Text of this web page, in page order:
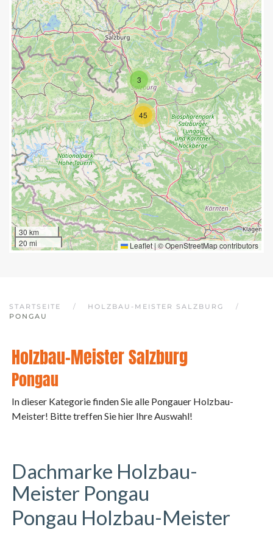
3
45
30 km
20 mi
Leaflet | ©OpenStreetMapcontributors
STARTSEITE
HOLZBAU-MEISTER SALZBURG
PONGAU
Holzbau-Meister Salzburg
Pongau
In dieser Kategorie finden Sie alle Pongauer Holzbau-
Meister! Bitte treffen Sie hier Ihre Auswahl!
Dachmarke Holzbau-
Meister Pongau
Pongau Holzbau-Meister